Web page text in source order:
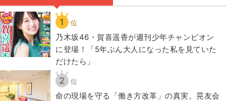
1 位
乃木坂46・賀喜遥香が週刊少年チャンピオン
に登場！「5年ぶん大人になった私を見ていた
だけたら」
2 位
​命の現場を守る「働き方改革」の真実。晃友会